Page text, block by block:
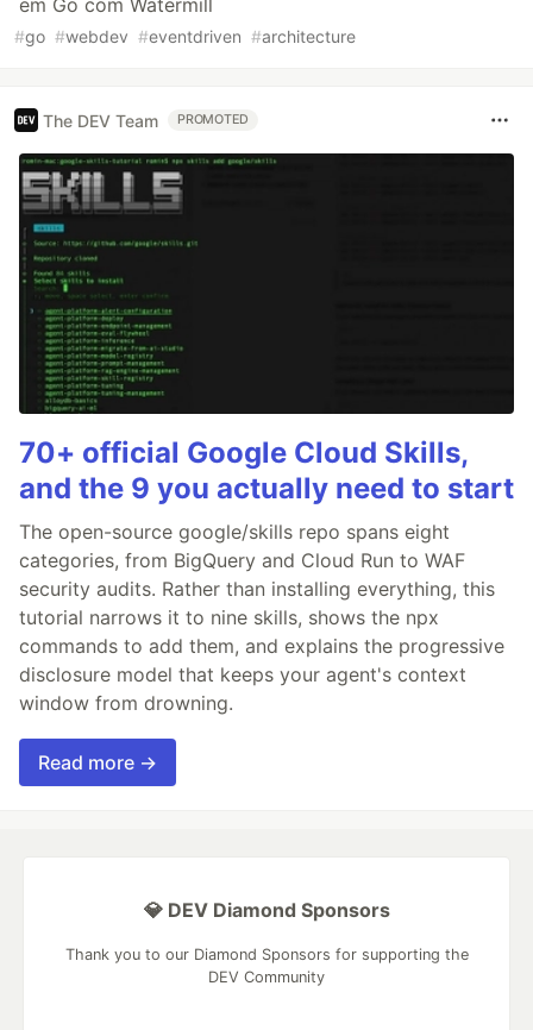
em Go com Watermill
#go #webdev #eventdriven #architecture
The DEV Team PROMOTED
70+ official Google Cloud Skills,
and the 9 you actually need to start
The open-source google/skills repo spans eight
categories, from BigQuery and Cloud Run to WAF
security audits. Rather than installing everything, this
tutorial narrows it to nine skills, shows the npx
commands to add them, and explains the progressive
disclosure model that keeps your agent's context
window from drowning.
Read more →
💎 DEV Diamond Sponsors
Thank you to our Diamond Sponsors for supporting the
DEV Community